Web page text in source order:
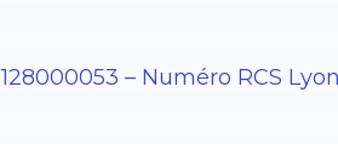
– Numéro RCS